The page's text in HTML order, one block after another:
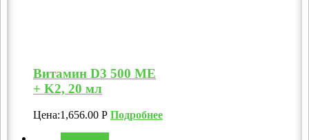
Витамин D3 500 МЕ
+ K2, 20 мл
Цена:1,656.00 Р Подробнее